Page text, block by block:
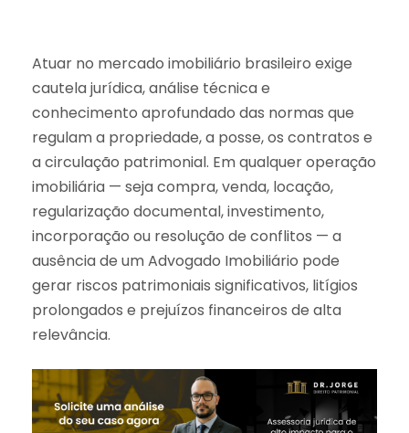
Atuar no mercado imobiliário brasileiro exige
cautela jurídica, análise técnica e
conhecimento aprofundado das normas que
regulam a propriedade, a posse, os contratos e
a circulação patrimonial. Em qualquer operação
imobiliária — seja compra, venda, locação,
regularização documental, investimento,
incorporação ou resolução de conflitos — a
ausência de um Advogado Imobiliário pode
gerar riscos patrimoniais significativos, litígios
prolongados e prejuízos financeiros de alta
relevância.